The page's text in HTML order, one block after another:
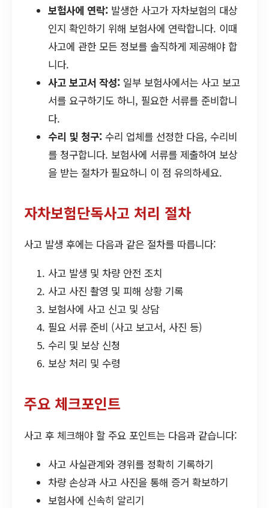
보험사에 연락: 발생한 사고가 자차보험의 대상
인지 확인하기 위해 보험사에 연락합니다. 이때
사고에 관한 모든 정보를 솔직하게 제공해야 합
니다.
사고 보고서 작성: 일부 보험사에서는 사고 보고
서를 요구하기도 하니, 필요한 서류를 준비합니
다.
수리 및 청구: 수리 업체를 선정한 다음, 수리비
를 청구합니다. 보험사에 서류를 제출하여 보상
을 받는 절차가 필요하니 이 점 유의하세요.
자차보험단독사고 처리 절차
사고 발생 후에는 다음과 같은 절차를 따릅니다:
사고 발생 및 차량 안전 조치
사고 사진 촬영 및 피해 상황 기록
보험사에 사고 신고 및 상담
필요 서류 준비 (사고 보고서, 사진 등)
수리 및 보상 신청
보상 처리 및 수령
주요 체크포인트
사고 후 체크해야 할 주요 포인트는 다음과 같습니다:
사고 사실관계와 경위를 정확히 기록하기
차량 손상과 사고 사진을 통해 증거 확보하기
보험사에 신속히 알리기